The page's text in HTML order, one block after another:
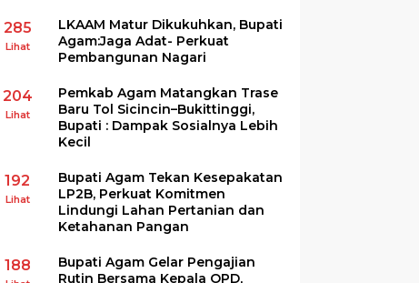
285
Lihat
LKAAM Matur Dikukuhkan, Bupati
Agam:Jaga Adat- Perkuat
Pembangunan Nagari
204
Lihat
Pemkab Agam Matangkan Trase
Baru Tol Sicincin–Bukittinggi,
Bupati : Dampak Sosialnya Lebih
Kecil
192
Lihat
Bupati Agam Tekan Kesepakatan
LP2B, Perkuat Komitmen
Lindungi Lahan Pertanian dan
Ketahanan Pangan
188
Bupati Agam Gelar Pengajian
Rutin Bersama Kepala OPD,